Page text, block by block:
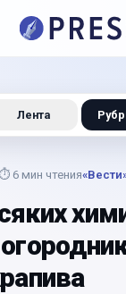
⏱ 6 мин чтения
Лента